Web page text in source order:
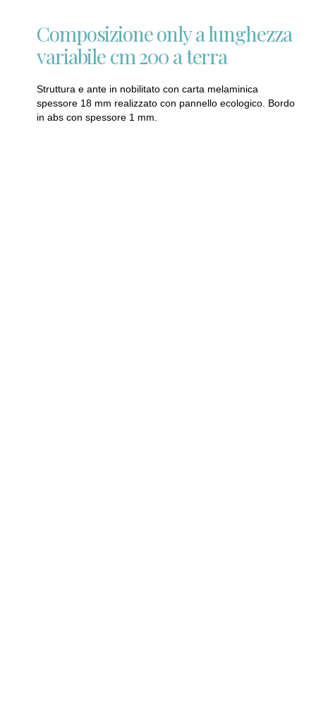
Composizione only a lunghezza
variabile cm 200 a terra
Struttura e ante in nobilitato con carta melaminica
spessore 18 mm realizzato con pannello ecologico. Bordo
in abs con spessore 1 mm.